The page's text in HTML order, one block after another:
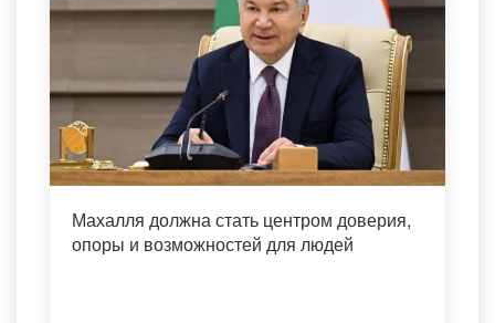
Махалля должна стать центром доверия,
опоры и возможностей для людей